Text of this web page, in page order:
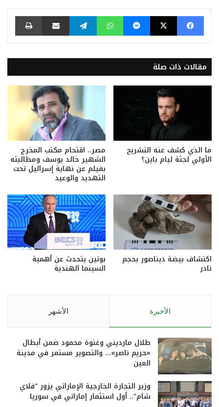
فيسبوك ‫X ماسنجر واتساب تيلقرام مشاركة عبر البريد طباعة
مقالات ذات صلة
ما الذي كشف عنه التشريح
الأولي لجثة ليام باين؟
مصر.. اقتحام مكتب المخرج
الشهير خالد يوسف ومطالبته
بفيلم عن نهاية إسرائيل تحت
التهديد والوعيد
اكتشاف بيضة ديناصور بحجم
نادر
بوتين يتحدث عن أهمية
السينما الهندية
الأخيرة الأشهر
طلال مارديني وغنوة محمود ضمن أبطال
«حريم ناصر»… والتصوير مستمر في مدينة
العين
وزير التجارة الخارجية الإماراتي يزور “فلاي
شام”.. أول استثمار إماراتي في سوريا